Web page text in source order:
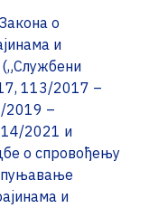
о
и
113/2017 –
2019 –
2021 и
о спровођењу
и